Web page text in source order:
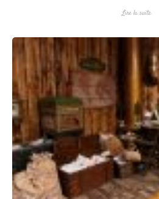
Lire la suite